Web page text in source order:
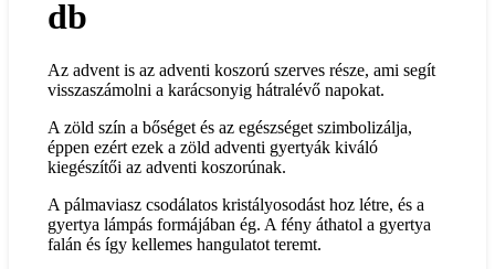
db
Az advent is az adventi koszorú szerves része, ami segít
visszaszámolni a karácsonyig hátralévő napokat.
A zöld szín a bőséget és az egészséget szimbolizálja,
éppen ezért ezek a zöld adventi gyertyák kiváló
kiegészítői az adventi koszorúnak.
A pálmaviasz csodálatos kristályosodást hoz létre, és a
gyertya lámpás formájában ég. A fény áthatol a gyertya
falán és így kellemes hangulatot teremt.